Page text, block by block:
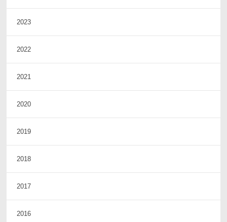
2023
2022
2021
2020
2019
2018
2017
2016